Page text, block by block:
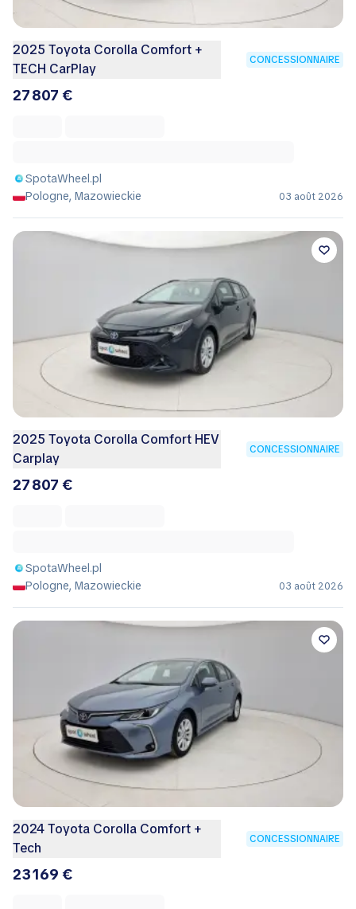
2025 Toyota Corolla Comfort +
TECH CarPlay
CONCESSIONNAIRE
27 807 €
SpotaWheel.pl
Pologne, Mazowieckie
03 août 2026
2025 Toyota Corolla Comfort HEV
Carplay
CONCESSIONNAIRE
27 807 €
SpotaWheel.pl
Pologne, Mazowieckie
03 août 2026
2024 Toyota Corolla Comfort +
Tech
CONCESSIONNAIRE
23 169 €